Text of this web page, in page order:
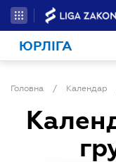
ЮРЛІГА
Головна / Календар